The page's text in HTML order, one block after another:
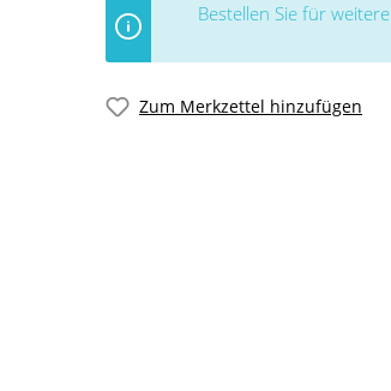
Bestellen Sie für weitere
Zum Merkzettel hinzufügen